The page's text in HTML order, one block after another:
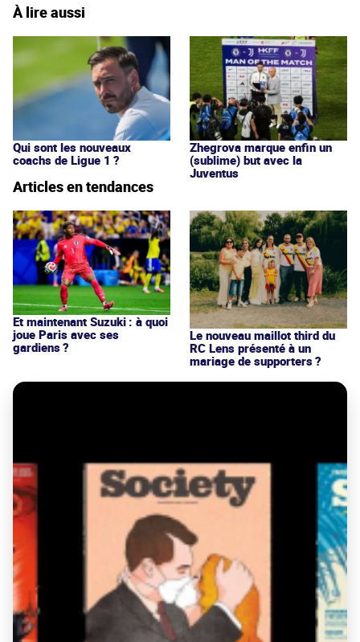
À lire aussi
Qui sont les nouveaux
coachs de Ligue 1 ?
Zhegrova marque enfin un
(sublime) but avec la
Juventus
Articles en tendances
Et maintenant Suzuki : à quoi
joue Paris avec ses
gardiens ?
Le nouveau maillot third du
RC Lens présenté à un
mariage de supporters ?